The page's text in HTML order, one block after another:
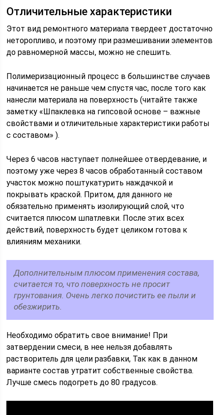
Отличительные характеристики
Этот вид ремонтного материала твердеет достаточно
неторопливо, и поэтому при размешивании элементов
до равномерной массы, можно не спешить.
Полимеризационный процесс в большинстве случаев
начинается не раньше чем спустя час, после того как
нанесли материала на поверхность (читайте также
заметку «Шпаклевка на гипсовой основе – важные
свойствами и отличительные характеристики работы
с составом» ).
Через 6 часов наступает полнейшее отвердевание, и
поэтому уже через 8 часов обработанный составом
участок можно поштукатурить наждачкой и
покрывать краской. Притом, для данного не
обязательно применять изолирующий слой, что
считается плюсом шпатлевки. После этих всех
действий, поверхность будет целиком готова к
влияниям механики.
Дополнительным плюсом применения состава,
считается то, что поверхность не просит
грунтования. Очень легко почистить ее пыли и
обезжирить.
Необходимо обратить свое внимание! При
затвердении смеси, в нее нельзя добавлять
растворитель для цели разбавки, Так как в данном
варианте состав утратит собственные свойства.
Лучше смесь подогреть до 80 градусов.